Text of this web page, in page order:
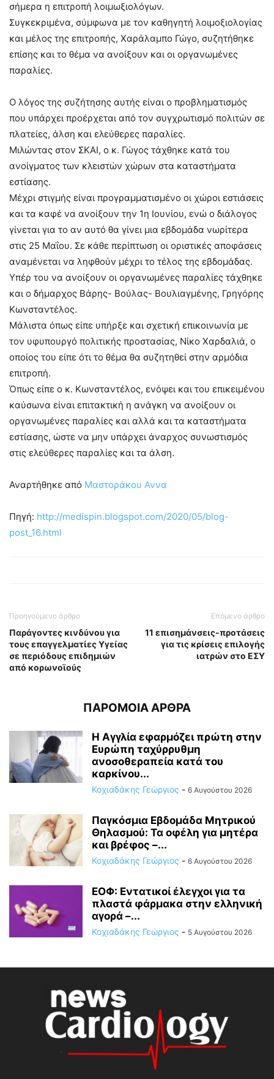
σήμερα η επιτροπή λοιμωξιολόγων.
Συγκεκριμένα, σύμφωνα με τον καθηγητή λοιμοξιολογίας
και μέλος της επιτροπής, Χαράλαμπο Γώγο, συζητήθηκε
επίσης και το θέμα να ανοίξουν και οι οργανωμένες
παραλίες.
Ο λόγος της συζήτησης αυτής είναι ο προβληματισμός
που υπάρχει προέρχεται από τον συγχρωτισμό πολιτών σε
πλατείες, άλση και ελεύθερες παραλίες.
Μιλώντας στον ΣΚΑΙ, ο κ. Γώγος τάχθηκε κατά του
ανοίγματος των κλειστών χώρων στα καταστήματα
εστίασης.
Μέχρι στιγμής είναι προγραμματισμένο οι χώροι εστιάσεις
και τα καφέ να ανοίξουν την 1η Ιουνίου, ενώ ο διάλογος
γίνεται για το αν αυτό θα γίνει μια εβδομάδα νωρίτερα
στις 25 Μαΐου. Σε κάθε περίπτωση οι οριστικές αποφάσεις
αναμένεται να ληφθούν μέχρι το τέλος της εβδομάδας.
Υπέρ του να ανοίξουν οι οργανωμένες παραλίες τάχθηκε
και ο δήμαρχος Βάρης- Βούλας- Βουλιαγμένης, Γρηγόρης
Κωνσταντέλος.
Μάλιστα όπως είπε υπήρξε και σχετική επικοινωνία με
τον υφυπουργό πολιτικής προστασίας, Νίκο Χαρδαλιά, ο
οποίος του είπε ότι το θέμα θα συζητηθεί στην αρμόδια
επιτροπή.
Όπως είπε ο κ. Κωνσταντέλος, ενόψει και του επικειμένου
καύσωνα είναι επιτακτική η ανάγκη να ανοίξουν οι
οργανωμένες παραλίες και αλλά και τα καταστήματα
εστίασης, ώστε να μην υπάρχει άναρχος συνωστισμός
στις ελεύθερες παραλίες και τα άλση.
Αναρτήθηκε από Μαστοράκου Αννα
Πηγή: http://medispin.blogspot.com/2020/05/blog-
post_16.html
Προηγούμενο άρθρο
Παράγοντες κινδύνου για
τους επαγγελματίες Υγείας
σε περιόδους επιδημιών
από κορωνοϊούς
Επόμενο άρθρο
11 επισημάνσεις-προτάσεις
για τις κρίσεις επιλογής
ιατρών στο ΕΣΥ
ΠΑΡΟΜΟΙΑ ΑΡΘΡΑ
Η Αγγλία εφαρμόζει πρώτη στην
Ευρώπη ταχύρρυθμη
ανοσοθεραπεία κατά του
καρκίνου...
Κοχιαδάκης Γεώργιος - 6 Αυγούστου 2026
Παγκόσμια Εβδομάδα Μητρικού
Θηλασμού: Τα οφέλη για μητέρα
και βρέφος –...
Κοχιαδάκης Γεώργιος - 6 Αυγούστου 2026
ΕΟΦ: Εντατικοί έλεγχοι για τα
πλαστά φάρμακα στην ελληνική
αγορά –...
Κοχιαδάκης Γεώργιος - 5 Αυγούστου 2026